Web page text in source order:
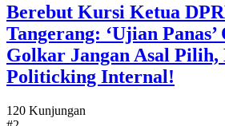
Berebut Kursi Ketua
Tangerang: ‘Ujian
Golkar Jangan Asal Pilih,
Politicking Internal!
120 Kunjungan